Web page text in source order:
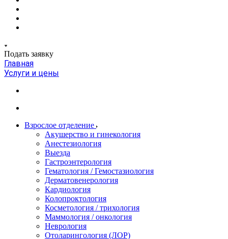
Подать заявку
Главная
Услуги и цены
Взрослое отделение
Акушерство и гинекология
Анестезиология
Выезда
Гастроэнтерология
Гематология / Гемостазиология
Дерматовенерология
Кардиология
Колопроктология
Косметология / трихология
Маммология / онкология
Неврология
Отоларингология (ЛОР)